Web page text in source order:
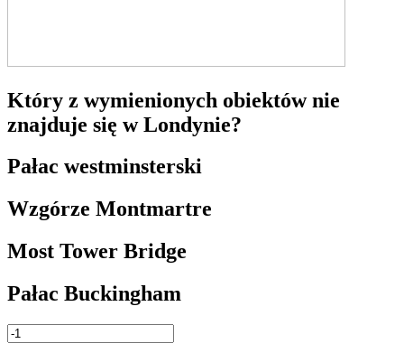
Który z wymienionych obiektów nie
znajduje się w Londynie?
Pałac westminsterski
Wzgórze Montmartre
Most Tower Bridge
Pałac Buckingham